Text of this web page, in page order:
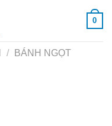
0
/ BÁNH NGỌT